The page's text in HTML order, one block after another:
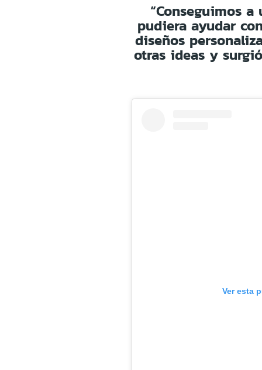
“Conseguimos
pudiera ayudar
diseños
otras ideas y
Ver esta